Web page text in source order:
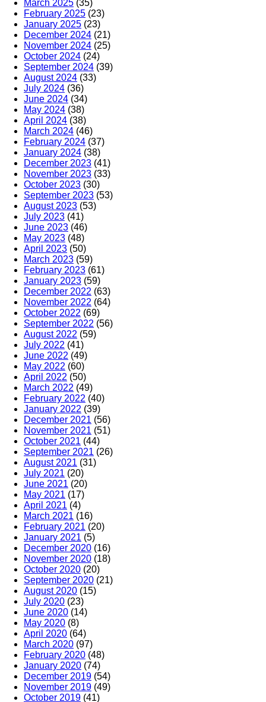
March 2025 (35)
February 2025 (23)
January 2025 (23)
December 2024 (21)
November 2024 (25)
October 2024 (24)
September 2024 (39)
August 2024 (33)
July 2024 (36)
June 2024 (34)
May 2024 (38)
April 2024 (38)
March 2024 (46)
February 2024 (37)
January 2024 (38)
December 2023 (41)
November 2023 (33)
October 2023 (30)
September 2023 (53)
August 2023 (53)
July 2023 (41)
June 2023 (46)
May 2023 (48)
April 2023 (50)
March 2023 (59)
February 2023 (61)
January 2023 (59)
December 2022 (63)
November 2022 (64)
October 2022 (69)
September 2022 (56)
August 2022 (59)
July 2022 (41)
June 2022 (49)
May 2022 (60)
April 2022 (50)
March 2022 (49)
February 2022 (40)
January 2022 (39)
December 2021 (56)
November 2021 (51)
October 2021 (44)
September 2021 (26)
August 2021 (31)
July 2021 (20)
June 2021 (20)
May 2021 (17)
April 2021 (4)
March 2021 (16)
February 2021 (20)
January 2021 (5)
December 2020 (16)
November 2020 (18)
October 2020 (20)
September 2020 (21)
August 2020 (15)
July 2020 (23)
June 2020 (14)
May 2020 (8)
April 2020 (64)
March 2020 (97)
February 2020 (48)
January 2020 (74)
December 2019 (54)
November 2019 (49)
October 2019 (41)